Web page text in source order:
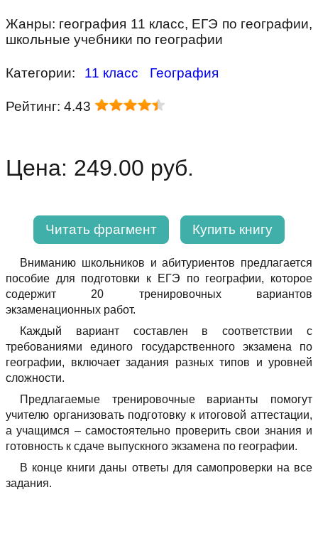
Жанры: география 11 класс, ЕГЭ по географии,
школьные учебники по географии
Категории: 11 класс География
Рейтинг: 4.43
Цена: 249.00 руб.
Читать фрагмент Купить книгу
Вниманию школьников и абитуриентов предлагается
пособие для подготовки к ЕГЭ по географии, которое
содержит 20 тренировочных вариантов
экзаменационных работ.
Каждый вариант составлен в соответствии с
требованиями единого государственного экзамена по
географии, включает задания разных типов и уровней
сложности.
Предлагаемые тренировочные варианты помогут
учителю организовать подготовку к итоговой аттестации,
а учащимся – самостоятельно проверить свои знания и
готовность к сдаче выпускного экзамена по географии.
В конце книги даны ответы для самопроверки на все
задания.